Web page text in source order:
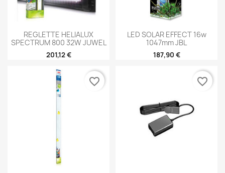
REGLETTE HELIALUX
SPECTRUM 800 32W JUWEL
201,12 €
LED SOLAR EFFECT 16w
1047mm JBL
187,90 €
favorite_border favorite_border